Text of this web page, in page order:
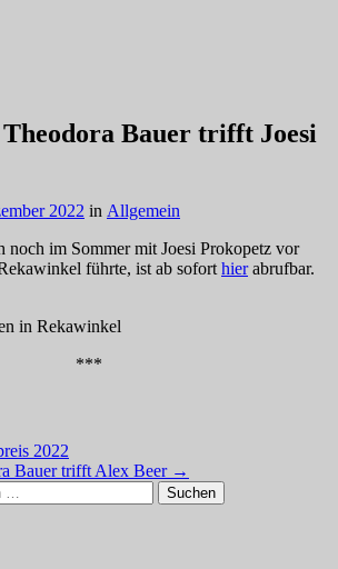
Bauer trifft Joesi
2022 in Allgemein
noch im Sommer mit Joesi Prokopetz vor
führte, ist ab sofort hierabrufbar.
in Rekawinkel
***
2022
Bauer trifft Alex Beer →